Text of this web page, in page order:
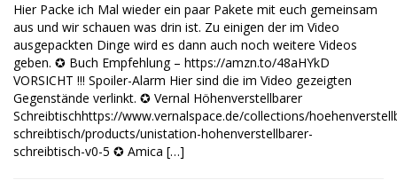
Hier Packe ich Mal wieder ein paar Pakete mit euch gemeinsam
aus und wir schauen was drin ist. Zu einigen der im Video
ausgepackten Dinge wird es dann auch noch weitere Videos
geben. ✪ Buch Empfehlung – https://amzn.to/48aHYkD
VORSICHT !!! Spoiler-Alarm Hier sind die im Video gezeigten
Gegenstände verlinkt. ✪ Vernal Höhenverstellbarer
Schreibtischhttps://www.vernalspace.de/collections/
schreibtisch/products/unistation-hohenverstellbarer-
schreibtisch-v0-5 ✪ Amica […]